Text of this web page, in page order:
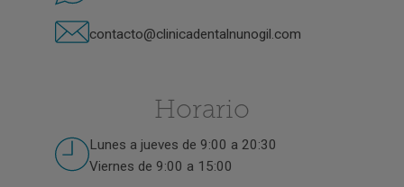
contacto@clinicadentalnunogil.com
Horario
Lunes a jueves de 9:00 a 20:30
Viernes de 9:00 a 15:00